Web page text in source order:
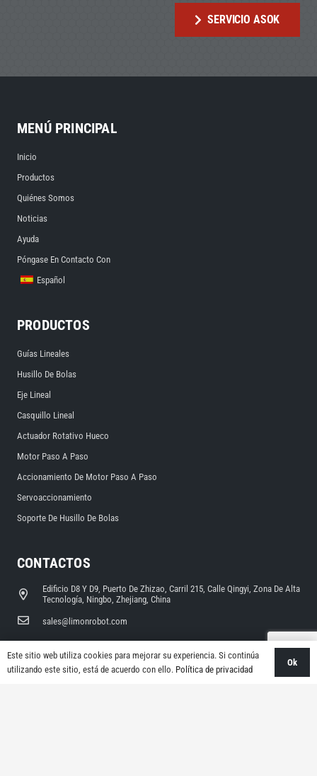
SERVICIO ASOK
MENÚ PRINCIPAL
Inicio
Productos
Quiénes Somos
Noticias
Ayuda
Póngase En Contacto Con
Español
PRODUCTOS
Guías Lineales
Husillo De Bolas
Eje Lineal
Casquillo Lineal
Actuador Rotativo Hueco
Motor Paso A Paso
Accionamiento De Motor Paso A Paso
Servoaccionamiento
Soporte De Husillo De Bolas
CONTACTOS
Edificio D8 Y D9, Puerto De Zhizao, Carril 215, Calle Qingyi, Zona De Alta
Tecnología, Ningbo, Zhejiang, China
sales@limonrobot.com
Este sitio web utiliza cookies para mejorar su experiencia. Si continúa
utilizando este sitio, está de acuerdo con ello. Política de privacidad
Ok